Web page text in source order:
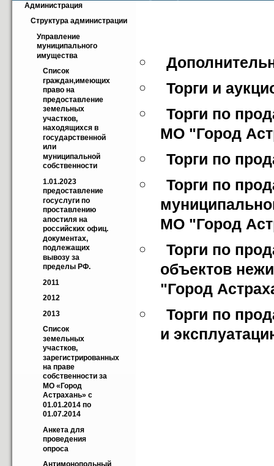
Администрация
Структура администрации
Управление
муниципального
имущества
Список
граждан,имеющих
право на
предоставление
земельных
участков,
находящихся в
государственной
или
муниципальной
собственности
1.01.2023
предоставление
госуслуги по
проставлению
апостиля на
российских офиц.
документах,
подлежащих
вывозу за
пределы РФ.
2011
2012
2013
Cписок
земельных
участков,
зарегистрированных
на праве
собственности за
МО «Город
Астрахань» с
01.01.2014 по
01.07.2014
Анкета для
проведения
опроса
Торги и
Торги по
МО "Город
Торги по
Торги по
МО "Город
Торги по
объектов
"Город
Торги по
и